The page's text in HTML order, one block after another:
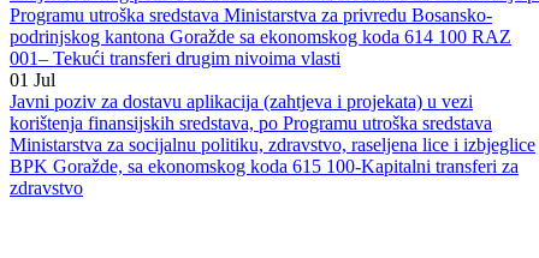
u vezi uvrštavanja lijekova na liste lijekova BPK Goražde
02 Jul
Izmjena Javnog poziva za odabir korisnika sredstava za finansiranje
Programu utroška sredstava Ministarstva za privredu Bosansko-
podrinjskog kantona Goražde sa ekonomskog koda 614 100 RAZ
001– Tekući transferi drugim nivoima vlasti
01 Jul
Javni poziv za dostavu aplikacija (zahtjeva i projekata) u vezi
korištenja finansijskih sredstava, po Programu utroška sredstava